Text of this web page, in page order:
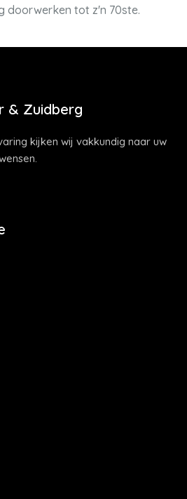
doorwerken tot z'n 70ste.
& Zuidberg
kijken wij vakkundig naar uw